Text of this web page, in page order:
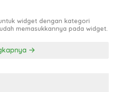
widget dengan kategori
memasukkannya pada widget.